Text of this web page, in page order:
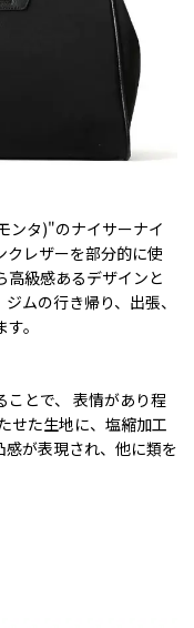
ンタ)"のナイサーナイ
クレザーを部分的に使
高級感あるデザインと
ムの行き帰り、出張、
。
ことで、 表情があり程
せた生地に、塩縮加工
が表現され、他に類を